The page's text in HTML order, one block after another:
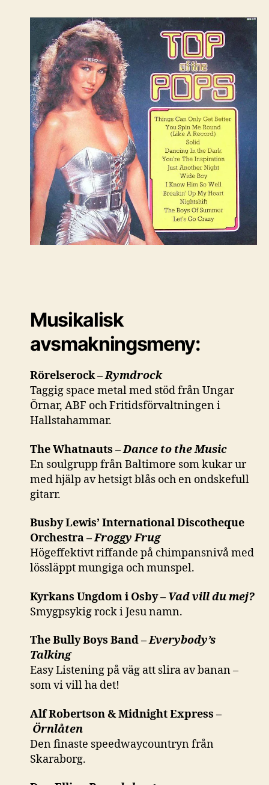
Musikalisk
avsmakningsmeny:
Rörelserock –Rymdrock
Taggig space metal med stöd från Ungar
Örnar, ABF och Fritidsförvaltningen i
Hallstahammar.
The Whatnauts –Dance to the Music
En soulgrupp från Baltimore som kukar ur
med hjälp av hetsigt blås och en ondskefull
gitarr.
Busby Lewis’ International Discotheque
Orchestra –Froggy Frug
Högeffektivt riffande på chimpansnivå med
lössläppt mungiga och munspel.
Kyrkans Ungdom i Osby – Vad vill du mej?
Smygpsykig rock i Jesu namn.
The Bully Boys Band –Everybody’s
Talking
Easy Listening på väg att slira av banan –
som vi vill ha det!
Alf Robertson & Midnight Express –
Örnlåten
Den finaste speedwaycountryn från
Skaraborg.